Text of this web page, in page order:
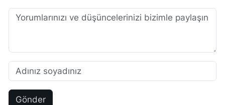
Gönder